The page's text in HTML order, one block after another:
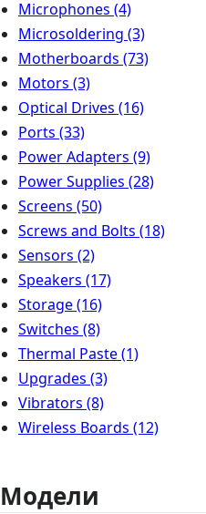
Microphones (4)
Microsoldering (3)
Motherboards (73)
Motors (3)
Optical Drives (16)
Ports (33)
Power Adapters (9)
Power Supplies (28)
Screens (50)
Screws and Bolts (18)
Sensors (2)
Speakers (17)
Storage(16)
Switches (8)
Thermal Paste(1)
Upgrades (3)
Vibrators (8)
Wireless Boards (12)
Модели